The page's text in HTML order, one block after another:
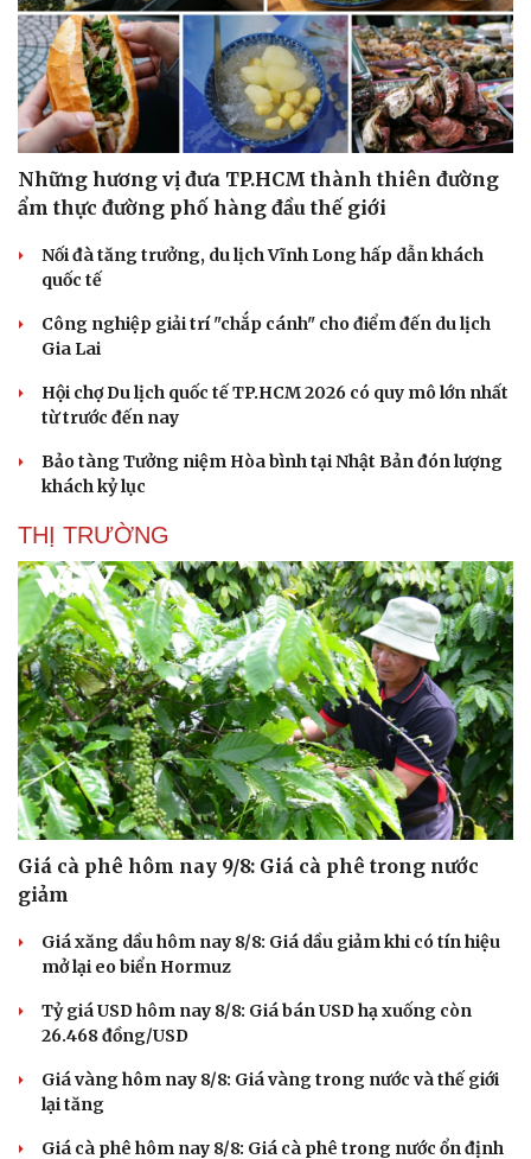
Du lịch
Tư vấn
Săn Tour
check-in
Podcast
Câu chuyện thời sự
Đọc truyện đêm khuya
Kể chuyện cho bé
Những hương vị đưa TP.HCM thành thiên đường
ẩm thực đường phố hàng đầu thế giới
Nối đà tăng trưởng, du lịch Vĩnh Long hấp dẫn khách
quốc tế
Công nghiệp giải trí "chắp cánh" cho điểm đến du lịch
Gia Lai
Hội chợ Du lịch quốc tế TP.HCM 2026 có quy mô lớn nhất
từ trước đến nay
Bảo tàng Tưởng niệm Hòa bình tại Nhật Bản đón lượng
khách kỷ lục
THỊ TRƯỜNG
Giá cà phê hôm nay 9/8: Giá cà phê trong nước
giảm
Giá xăng dầu hôm nay 8/8: Giá dầu giảm khi có tín hiệu
mở lại eo biển Hormuz
Tỷ giá USD hôm nay 8/8: Giá bán USD hạ xuống còn
26.468 đồng/USD
Giá vàng hôm nay 8/8: Giá vàng trong nước và thế giới
lại tăng
Giá cà phê hôm nay 8/8: Giá cà phê trong nước ổn định